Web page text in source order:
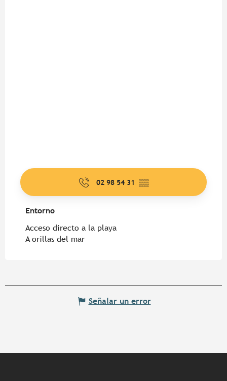
02 98 54 31 ▒▒
Entorno
Entorno
Acceso directo a la playa
A orillas del mar
Señalar un error